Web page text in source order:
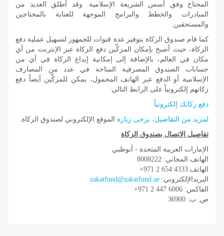
المحتاج وفق أسس الشريعة الإسلامية. وقد أطلق العديد من
المبادرات والخطط والبرامج الموجهة للعناية بالمحتاجين
والمستحقين.
كما قام صندوق الزكاة بتوفير عدة قنوات للجمهور لتسهيل عملية دفع
الزكاة، حيث أصبح بإمكان المزكِّين دفع الزكاة عبر الإنترنت من أي
مكان في العالم، بالإضافة إلى إمكانية إيداع الزكاة في أي من
حسابات الصندوق المصرفية المتاحة في عدد من المصارف
الإسلامية أو الدفع عبر الهاتف المحمول، يمكن للمزكِّين أيضاً دفع
زكاتهم إلكترونياً على الرابط التالي:
دفع زكاتك إلكترونياً
لمزيد من التفاصيل، يرجى زيارة
الموقع الإلكتروني لصندوق الزكاة.
تفاصيل الاتصال بصندوق الزكاة
الإمارات العربية المتحدة - أبوظبي
الهاتف المجاني: 8008222
الهاتف:4333 654 2 971+
البريدالإلكتروني:
الفاكس: 6006 447 2 971+
ص. ب: 36900